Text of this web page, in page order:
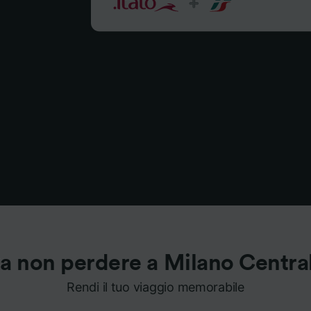
non perdere a Milano
Rendi il tuo viaggio memorabile